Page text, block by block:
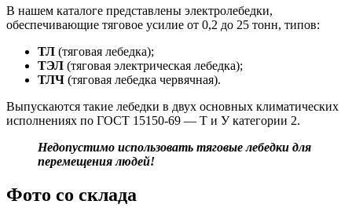
В нашем каталоге представлены электролебедки,
обеспечивающие тяговое усилие от 0,2 до 25 тонн, типов:
ТЛ (тяговая лебедка);
ТЭЛ (тяговая электрическая лебедка);
ТЛЧ (тяговая лебедка червячная).
Выпускаются такие лебедки в двух основных климатических
исполнениях по ГОСТ 15150-69 — Т и У категории 2.
Недопустимо использовать тяговые лебедки для
перемещения людей!
Фото со склада